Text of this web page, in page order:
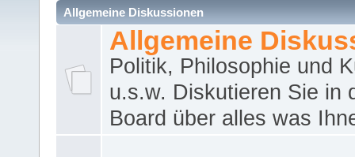
Allgemeine Diskussionen
Allgemeine
Politik, Philosophie und
u.s.w. Diskutieren Sie in
Board über alles was